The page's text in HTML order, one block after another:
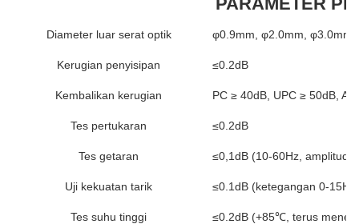
Diameter luar serat optik φ0.9mm, φ2.0mm, φ3.0mm
Kerugian penyisipan ≤0.2dB
Kembalikan kerugian PC ≥ 40dB, UPC ≥ 50dB,
Tes pertukaran ≤0.2dB
Tes getaran ≤0,1dB (10-60Hz, amplitudo
Uji kekuatan tarik ≤0.1dB (ketegangan 0-
Tes suhu tinggi ≤0.2dB (+85℃, terus